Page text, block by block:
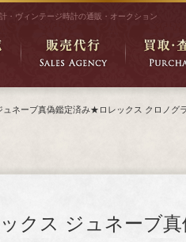
・ヴィンテージ時計の通販・オークション
ュネーブ真偽鑑定済み★ロレックス クロノグ
クス ジュネーブ